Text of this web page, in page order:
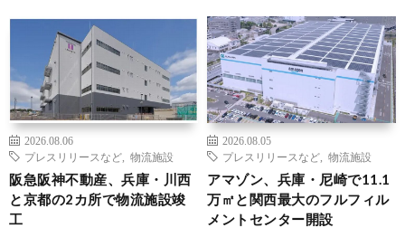
2026.08.06
プレスリリースなど
物流施設
阪急阪神不動産、兵庫・川西
と京都の2カ所で物流施設竣
工
2026.08.05
プレスリリースなど
物流施設
アマゾン、兵庫・尼崎で11.1
万㎡と関西最大のフルフィル
メントセンター開設